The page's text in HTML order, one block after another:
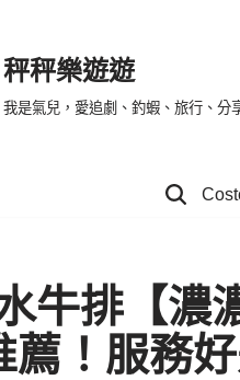
秤秤樂遊遊
我是氣兒，愛追劇、釣蝦、旅行、分
牛排【濃
薦！服務